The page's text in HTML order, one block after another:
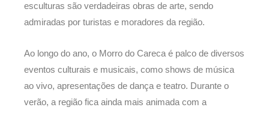
esculturas são verdadeiras obras de arte, sendo
admiradas por turistas e moradores da região.
Ao longo do ano, o Morro do Careca é palco de diversos
eventos culturais e musicais, como shows de música
ao vivo, apresentações de dança e teatro. Durante o
verão, a região fica ainda mais animada com a